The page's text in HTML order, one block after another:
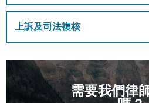
上訴及司法複核
需要我們律